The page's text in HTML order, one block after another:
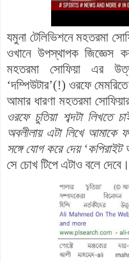
যমুনা টেলিভিশনে মহতরমা
ওখানে উপস্থাপক জিজ্ঞেস
মহতরমা সোফিয়া এর
‘দম্পিউটার’(!) ওরফে
আমার ধারণা মহতরমা
ওরফে চুতিয়া শব্দটা লিখতে
অবলীলায় এটা লিখে আমাকে
সঙ্গে যোগ করে দেয়
সে চোখ টিপে এটাও বলে দেবে।